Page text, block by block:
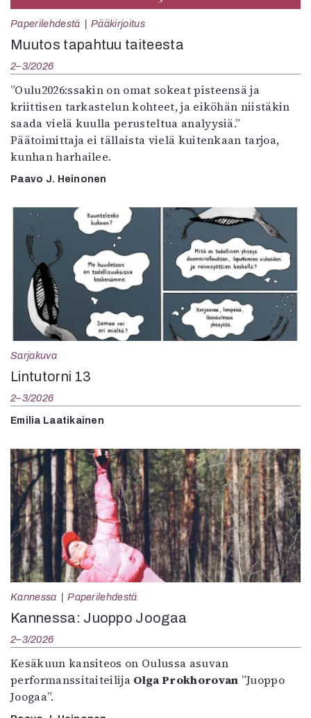
Paperilehdestä Pääkirjoitus
Muutos tapahtuu taiteesta
2–3/2026
”Oulu2026:ssakin on omat sokeat pisteensä ja
kriittisen tarkastelun kohteet, ja eiköhän niistäkin
saada vielä kuulla perusteltua analyysiä.”
Päätoimittaja ei tällaista vielä kuitenkaan tarjoa,
kunhan harhailee.
Paavo J. Heinonen
Sarjakuva
Lintutorni 13
2–3/2026
Emilia Laatikainen
Kannessa Paperilehdestä
Kannessa: Juoppo Joogaa
2–3/2026
Kesäkuun kansiteos on Oulussa asuvan
performanssitaiteilija Olga Prokhorovan ”Juoppo
Joogaa”.